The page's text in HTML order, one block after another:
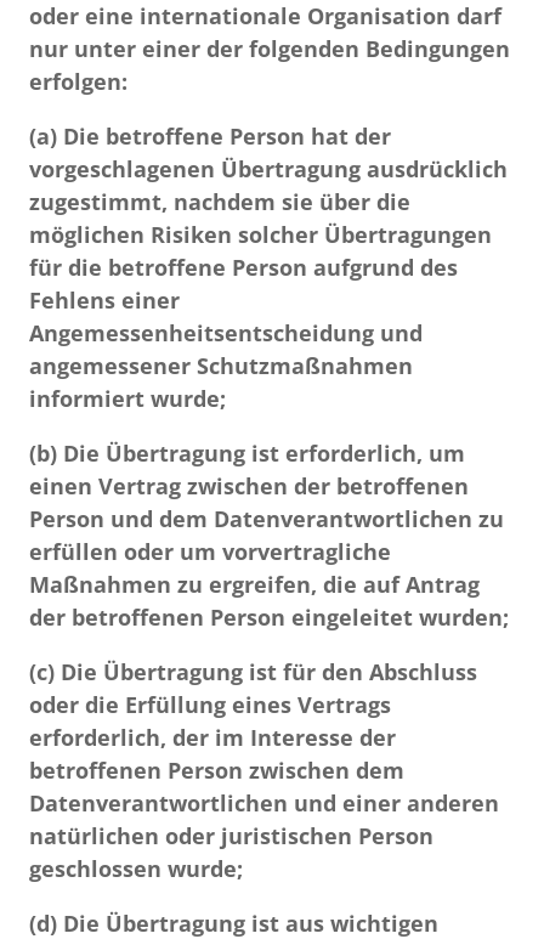
oder eine internationale Organisation darf
nur unter einer der folgenden Bedingungen
erfolgen:
(a) Die betroffene Person hat der
vorgeschlagenen Übertragung ausdrücklich
zugestimmt, nachdem sie über die
möglichen Risiken solcher Übertragungen
für die betroffene Person aufgrund des
Fehlens einer
Angemessenheitsentscheidung und
angemessener Schutzmaßnahmen
informiert wurde;
(b) Die Übertragung ist erforderlich, um
einen Vertrag zwischen der betroffenen
Person und dem Datenverantwortlichen zu
erfüllen oder um vorvertragliche
Maßnahmen zu ergreifen, die auf Antrag
der betroffenen Person eingeleitet wurden;
(c) Die Übertragung ist für den Abschluss
oder die Erfüllung eines Vertrags
erforderlich, der im Interesse der
betroffenen Person zwischen dem
Datenverantwortlichen und einer anderen
natürlichen oder juristischen Person
geschlossen wurde;
(d) Die Übertragung ist aus wichtigen